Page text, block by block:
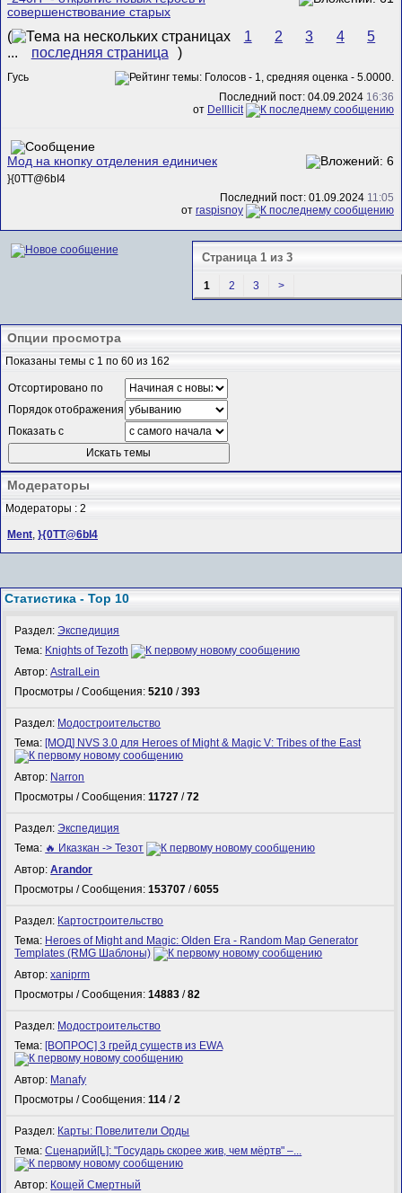
совершенствование старых
( 1 2 3 4
5
...
последняя страница )
Гусь
Последний пост: 04.09.2024 16:36
от Delllicit
Мод на кнопку отделения единичек
}{0TT@6bI4
Последний пост: 01.09.2024 11:05
от raspisnoy
Страница 1 из 3
1 2 3 >
Опции просмотра
Показаны темы с 1 по 60 из 162
Отсортировано по
Порядок отображения
Показать с
Модераторы
Модераторы : 2
Ment, }{0TT@6bI4
Статистика - Top 10
Раздел:Экспедиция
Тема: Knights of Tezoth
Автор:AstralLein
Просмотры / Сообщения:5210 /393
Раздел: Модостроительство
Тема: [МОД] NVS 3.0 для Heroes of Might & Magic V: Tribes of the East
Автор: Narron
Просмотры / Сообщения:11727 /72
Раздел:Экспедиция
Тема: 🔥 Иказкан -> Тезот
Автор:Arandor
Просмотры / Сообщения:153707 /6055
Раздел: Картостроительство
Тема: Heroes of Might and Magic: Olden Era - Random Map Generator
Templates (RMG Шаблоны)
Автор:xaniprm
Просмотры / Сообщения:14883 /82
Раздел: Модостроительство
Тема: [ВОПРОС] 3 грейд существ из EWA
Автор: Manafy
Просмотры / Сообщения:114 /2
Раздел: Карты: Повелители Орды
Тема:Сценарий[L]: "Государь скорее жив, чем мёртв" –...
Автор: Кощей Смертный